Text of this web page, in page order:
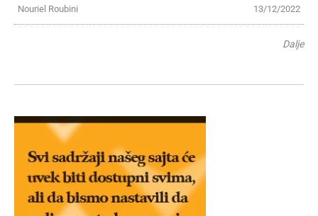
13/12/2022
Nouriel Roubini
Dalje